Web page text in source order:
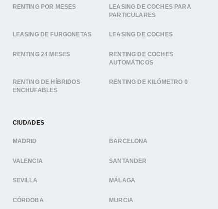
RENTING POR MESES
LEASING DE COCHES PARA
PARTICULARES
LEASING DE FURGONETAS LEASING DE COCHES
RENTING 24 MESES
RENTING DE COCHES
AUTOMÁTICOS
RENTING DE HÍBRIDOS
ENCHUFABLES
RENTING DE KILÓMETRO 0
CIUDADES
MADRID BARCELONA
VALENCIA SANTANDER
SEVILLA MÁLAGA
CÓRDOBA MURCIA